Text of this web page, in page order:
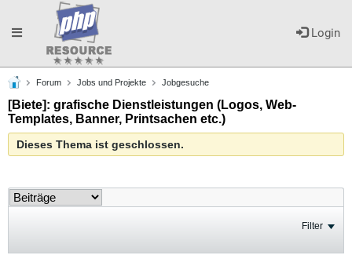
Login
Toggle
navigation
Forum Jobs und Projekte Jobgesuche
[Biete]: grafische Dienstleistungen (Logos, Web-
Templates, Banner, Printsachen etc.)
Dieses Thema ist geschlossen.
Filter